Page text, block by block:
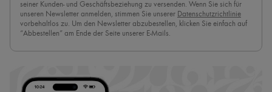
seiner Kunden- und Geschäftsbeziehung zu versenden. Wenn Sie sich für
unseren Newsletter anmelden, stimmen Sie unserer Datenschutzrichtlinie
vorbehaltlos zu. Um den Newsletter abzubestellen, klicken Sie einfach auf
“Abbestellen” am Ende der Seite unserer E-Mails.